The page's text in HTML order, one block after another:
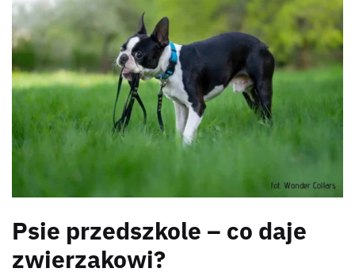
Psie przedszkole – co daje
zwierzakowi?